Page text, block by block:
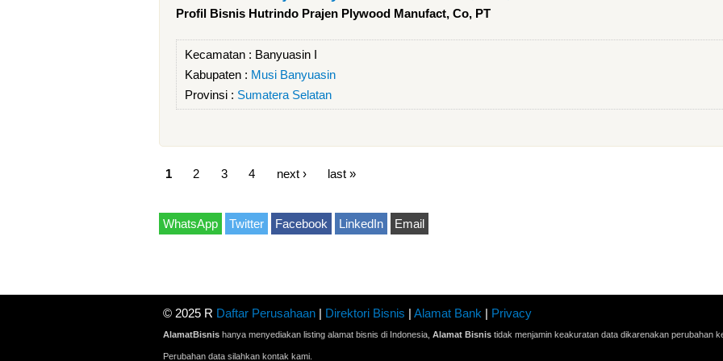
Profil Bisnis Hutrindo Prajen Plywood Manufact, Co, PT
Kecamatan : Banyuasin I
Kabupaten : Musi Banyuasin
Provinsi : Sumatera Selatan
1 2 3 4 next › last »
WhatsApp Twitter Facebook LinkedIn Email
© 2025 R Daftar Perusahaan | Direktori Bisnis | Alamat Bank | Privacy
AlamatBisnis hanya menyediakan listing alamat bisnis di Indonesia, Alamat Bisnis tidak menjamin keakuratan data dikarenakan perubahan
Perubahan data silahkan kontak kami.